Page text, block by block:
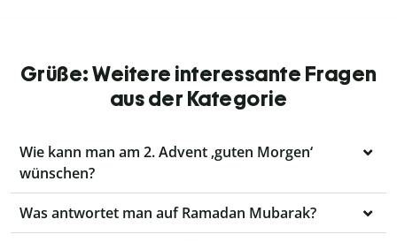
Grüße: Weitere interessante Fragen
aus der Kategorie
Wie kann man am 2. Advent ‚guten Morgen‘
wünschen?
Was antwortet man auf Ramadan Mubarak?